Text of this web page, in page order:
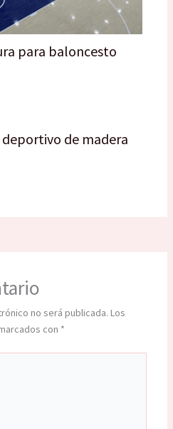
para baloncesto
de madera
no será publicada. Los
con *